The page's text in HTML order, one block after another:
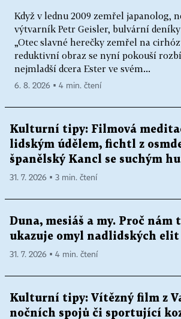
Když v lednu 2009 zemřel japanolog,
výtvarník Petr Geisler, bulvární
„Otec slavné herečky zemřel na
reduktivní obraz se nyní pokouší
nejmladší dcera Ester ve svém...
6. 8. 2026 ▪ 4 min. čtení
Kulturní tipy: Filmová
lidským údělem, fichtl z
španělský Kancl se suchým
31. 7. 2026 ▪ 3 min. čtení
Duna, mesiáš a my. Proč nám
ukazuje omyl nadlidských elit
31. 7. 2026 ▪ 4 min. čtení
Kulturní tipy: Vítězný film z
nočních spojů či sportující